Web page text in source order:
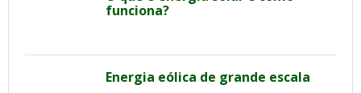
funciona?
Energia eólica de grande escala